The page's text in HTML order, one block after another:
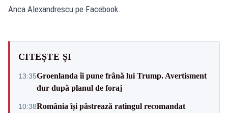
Anca Alexandrescu pe Facebook.
CITEȘTE ȘI
13:35Groenlanda îi pune frână lui Trump. Avertisment
dur după planul de foraj
10:38România își păstrează ratingul recomandat